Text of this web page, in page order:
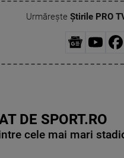
Urmărește Știrile PRO
DE SPORT.RO
cele mai mari